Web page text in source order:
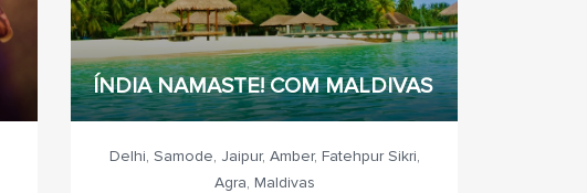
ÍNDIA NAMASTE! COM MALDIVAS
Delhi, Samode, Jaipur, Amber, Fatehpur Sikri,
Agra, Maldivas